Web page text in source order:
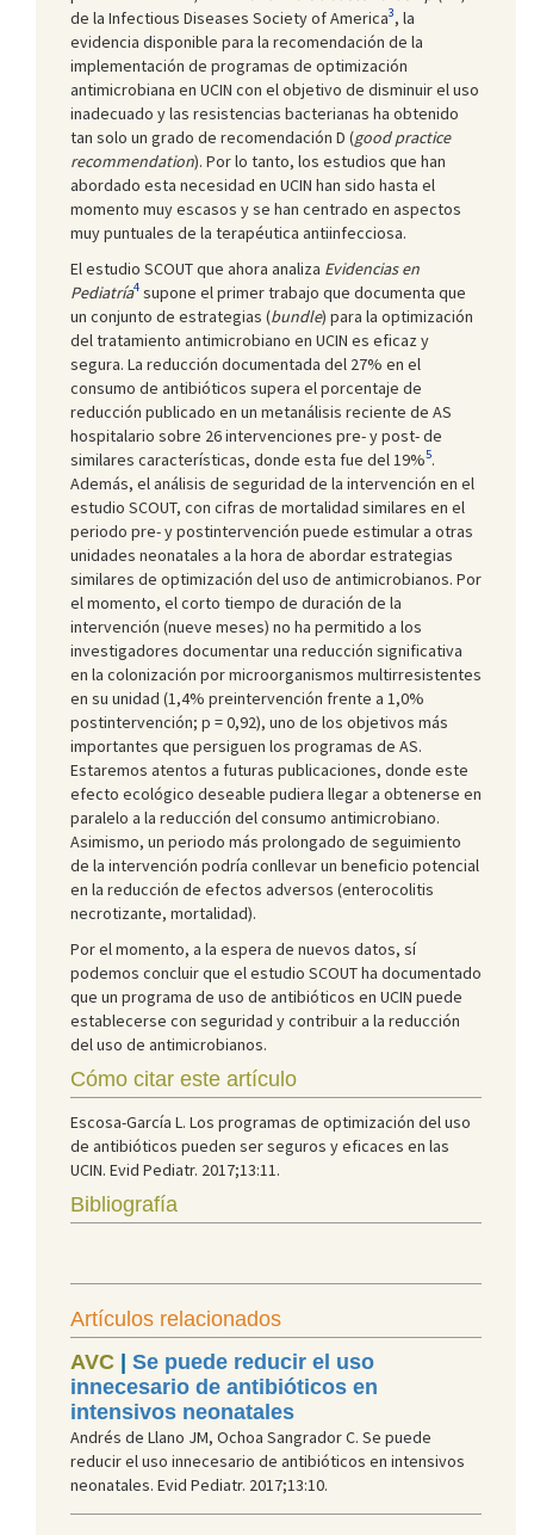
de la Infectious Diseases Society of America3, la
evidencia disponible para la recomendación de la
implementación de programas de optimización
antimicrobiana en UCIN con el objetivo de disminuir el uso
inadecuado y las resistencias bacterianas ha obtenido
tan solo un grado de recomendación D (good practice
recommendation). Por lo tanto, los estudios que han
abordado esta necesidad en UCIN han sido hasta el
momento muy escasos y se han centrado en aspectos
muy puntuales de la terapéutica antiinfecciosa.
El estudio SCOUT que ahora analiza Evidencias en
Pediatría4 supone el primer trabajo que documenta que
un conjunto de estrategias (bundle) para la optimización
del tratamiento antimicrobiano en UCIN es eficaz y
segura. La reducción documentada del 27% en el
consumo de antibióticos supera el porcentaje de
reducción publicado en un metanálisis reciente de AS
hospitalario sobre 26 intervenciones pre- y post- de
similares características, donde esta fue del 19%5.
Además, el análisis de seguridad de la intervención en el
estudio SCOUT, con cifras de mortalidad similares en el
periodo pre- y postintervención puede estimular a otras
unidades neonatales a la hora de abordar estrategias
similares de optimización del uso de antimicrobianos. Por
el momento, el corto tiempo de duración de la
intervención (nueve meses) no ha permitido a los
investigadores documentar una reducción significativa
en la colonización por microorganismos multirresistentes
en su unidad (1,4% preintervención frente a 1,0%
postintervención; p = 0,92), uno de los objetivos más
importantes que persiguen los programas de AS.
Estaremos atentos a futuras publicaciones, donde este
efecto ecológico deseable pudiera llegar a obtenerse en
paralelo a la reducción del consumo antimicrobiano.
Asimismo, un periodo más prolongado de seguimiento
de la intervención podría conllevar un beneficio potencial
en la reducción de efectos adversos (enterocolitis
necrotizante, mortalidad).
Por el momento, a la espera de nuevos datos, sí
podemos concluir que el estudio SCOUT ha documentado
que un programa de uso de antibióticos en UCIN puede
establecerse con seguridad y contribuir a la reducción
del uso de antimicrobianos.
Cómo citar este artículo
Escosa-García L. Los programas de optimización del uso
de antibióticos pueden ser seguros y eficaces en las
UCIN. Evid Pediatr. 2017;13:11.
Bibliografía
Artículos relacionados
AVC | Se puede reducir el uso
innecesario de antibióticos en
intensivos neonatales
Andrés de Llano JM, Ochoa Sangrador C. Se puede
reducir el uso innecesario de antibióticos en intensivos
neonatales. Evid Pediatr. 2017;13:10.